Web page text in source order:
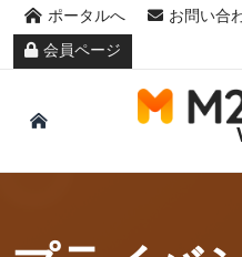
ポータルへ お問い合
会員ページ